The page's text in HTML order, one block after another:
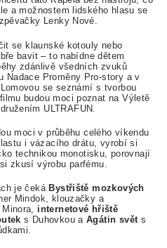
a možnostem lidského hlasu se
zpěvačky Lenky Nové.
se klaunské kotouly nebo
bavit – to nabídne dětem
zdánlivě všedních zvuků
Nadace Proměny Pro-story a v
se seznámí s tvorbou
budou moci poznat na Výletě
ULTRAFUN.
moci v průběhu celého víkendu
i vázacího drátu, vyrobí si
technikou monotisku, porovnají
zkusí výrobu parfému.
je čeká Bystřiště mozkových
Mindok, klouzačky a
internetové hřiště
s Duhovkou aAgátin svět s